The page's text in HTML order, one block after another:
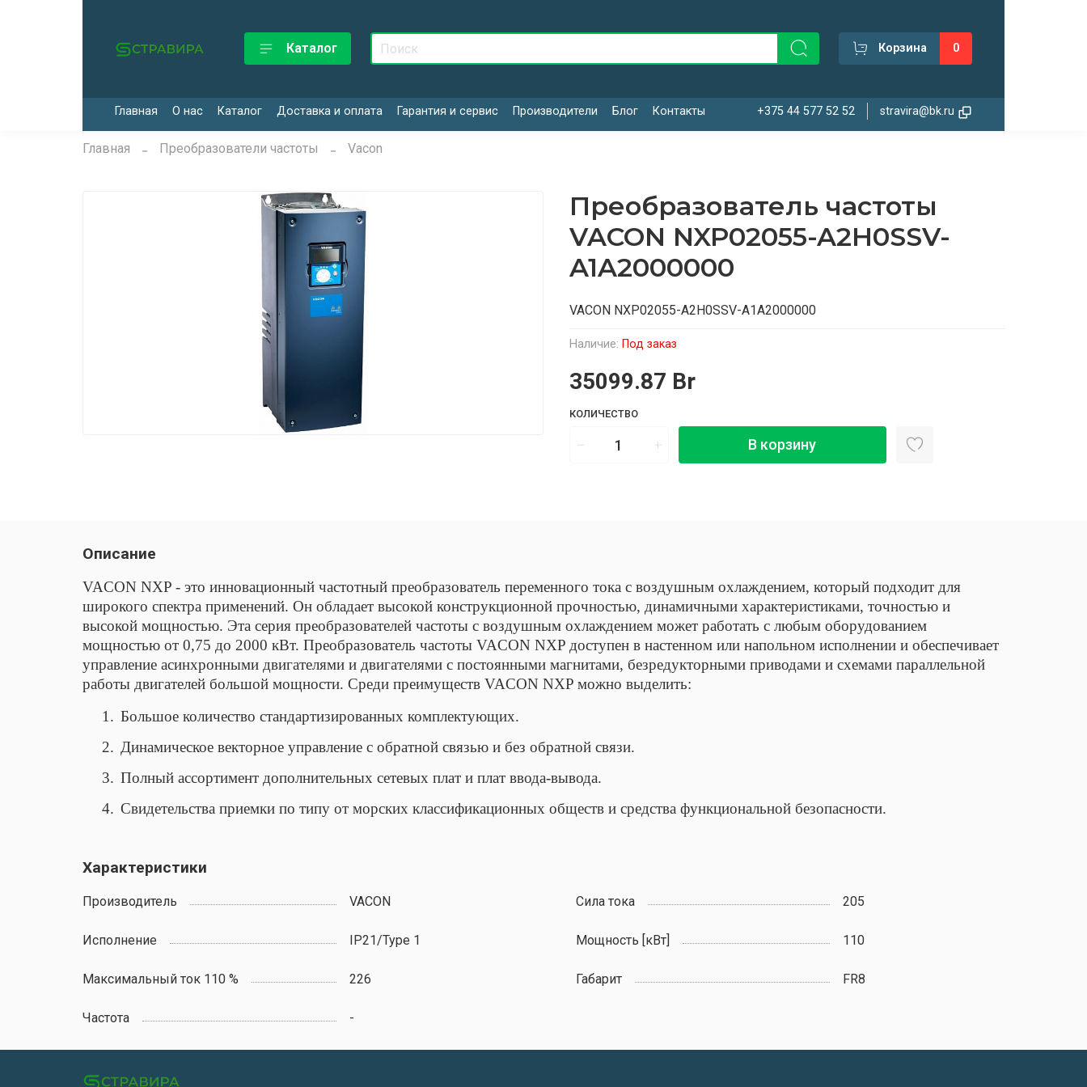
Каталог Корзина 0
Главная О нас Каталог Доставка и оплата Гарантия и сервис Производители Блог Контакты +375 44 577 52 52 stravira@bk.ru
Главная Преобразователи частоты Vacon
Наличие: Под заказ
Преобразователь частоты
VACON NXP02055-A2H0SSV-
A1A2000000
35099.87 Br
КОЛИЧЕСТВО
В корзину
VACON NXP02055-A2H0SSV-A1A2000000
Описание
VACON NXP - это инновационный частотный преобразователь переменного тока с воздушным охлаждением, который подходит для
широкого спектра применений. Он обладает высокой конструкционной прочностью, динамичными характеристиками, точностью и
высокой мощностью. Эта серия преобразователей частоты с воздушным охлаждением может работать с любым оборудованием
мощностью от 0,75 до 2000 кВт. Преобразователь частоты VACON NXP доступен в настенном или напольном исполнении и обеспечивает
управление асинхронными двигателями и двигателями с постоянными магнитами, безредукторными приводами и схемами параллельной
работы двигателей большой мощности. Среди преимуществ VACON NXP можно выделить:
1. Большое количество стандартизированных комплектующих.
2. Динамическое векторное управление с обратной связью и без обратной связи.
3. Полный ассортимент дополнительных сетевых плат и плат ввода-вывода.
4. Свидетельства приемки по типу от морских классификационных обществ и средства функциональной безопасности.
Характеристики
Производитель VACON Сила тока 205
Исполнение IP21/Type 1 Мощность [кВт] 110
Максимальный ток 110 % 226 Габарит FR8
Частота -